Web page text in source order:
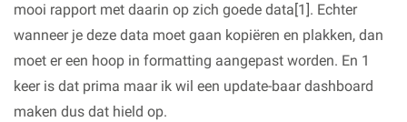
mooi rapport met daarin op zich goede data[1]. Echter
wanneer je deze data moet gaan kopiëren en plakken, dan
moet er een hoop in formatting aangepast worden. En 1
keer is dat prima maar ik wil een update-baar dashboard
maken dus dat hield op.